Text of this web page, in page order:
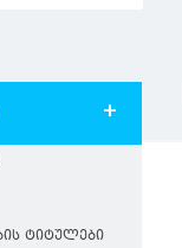
ᲢᲘᲢᲣᲚᲔᲑᲘ